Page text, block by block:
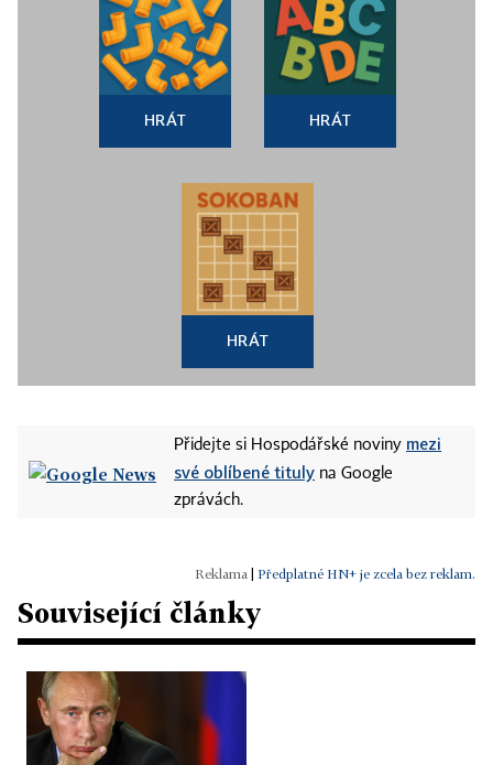
HRÁT HRÁT
HRÁT
Přidejte si Hospodářské noviny mezi
své oblíbené tituly na Google
zprávách.
Předplatné HN+ je zcela bez reklam.
Související články